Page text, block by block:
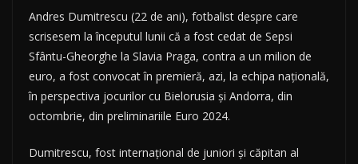
Andres Dumitrescu (22 de ani), fotbalist despre care
scrisesem la începutul lunii că a fost cedat de Sepsi
Sfântu-Gheorghe la Slavia Praga, contra a un milion de
euro, a fost convocat în premieră, azi, la echipa naţională,
în perspectiva jocurilor cu Bielorusia şi Andorra, din
octombrie, din preliminariile Euro 2024.
Dumitrescu, fost internaţional de juniori şi căpitan al